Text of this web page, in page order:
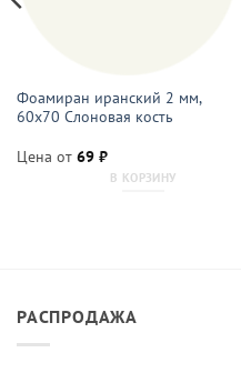
Фоамиран иранский 2 мм,
60х70 Слоновая кость
Цена от 69 ₽
В КОРЗИНУ
РАСПРОДАЖА